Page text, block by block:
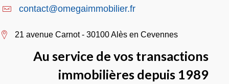
contact@omegaimmobilier.fr
21 avenue Carnot - 30100 Alès en Cevennes
Au service de vos transactions
immobilières depuis 1989